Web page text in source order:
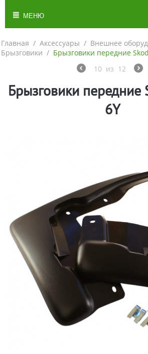
МЕНЮ
Главная / Аксессуары / Внешнее
Брызговики / Брызговики передние
10 из 12
Брызговики передние
6Y